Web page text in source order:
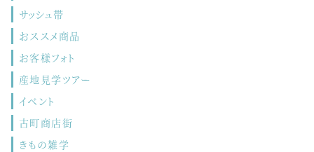
サッシュ帯
おススメ商品
お客様フォト
産地見学ツアー
イベント
古町商店街
きもの雑学